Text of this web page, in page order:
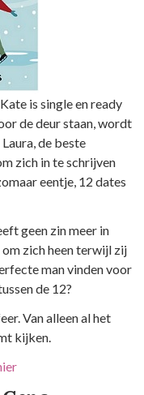
is single en ready
de deur staan, wordt
de beste
zich in te schrijven
eentje, 12 dates
geen zin meer in
zich heen terwijl zij
man vinden voor
de 12?
Van alleen al het
kijken.